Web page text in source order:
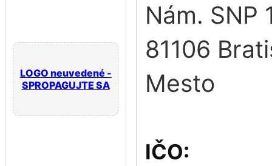
LOGO neuvedené -
SPROPAGUJTE SA
Nám. SNP
81106
Mesto
IČO: